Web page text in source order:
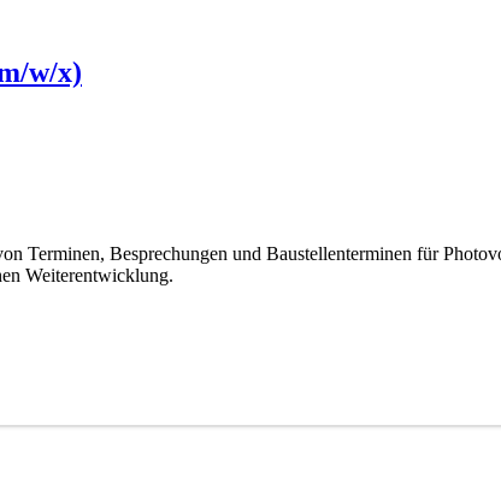
w/x)
Terminen, Besprechungen und Baustellenterminen für
Weiterentwicklung.